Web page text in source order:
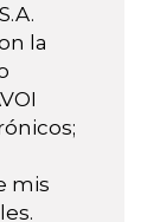
la
mis